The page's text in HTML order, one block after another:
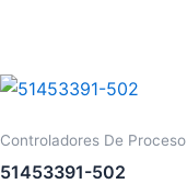
Controladores De Proceso
51453391-502